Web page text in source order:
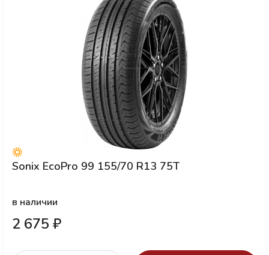
Sonix EcoPro 99 155/70 R13 75T
в наличии
2 675 ₽